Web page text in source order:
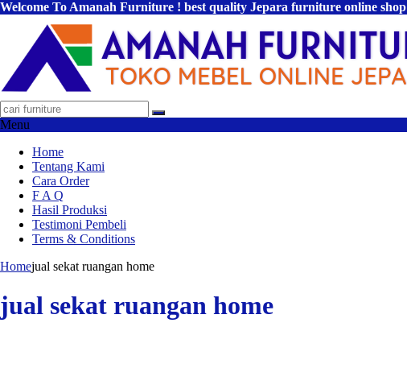
Welcome To Amanah Furniture ! best quality Jepara furniture online shop
Menu
Home
Tentang Kami
Cara Order
F A Q
Hasil Produksi
Testimoni Pembeli
Terms & Conditions
Homejual sekat ruangan home
jual sekat ruangan home